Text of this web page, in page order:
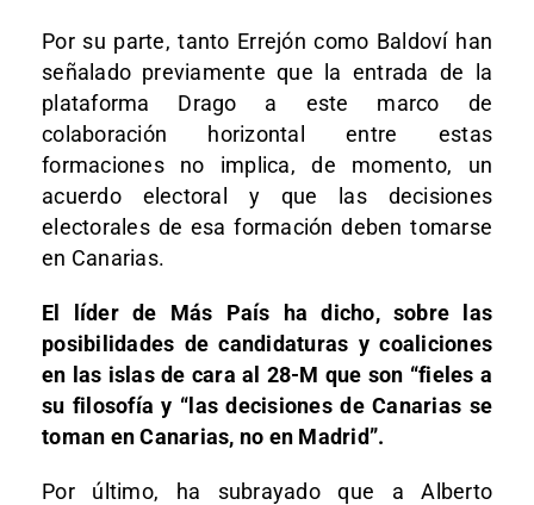
Por su parte, tanto Errejón como Baldoví han
señalado previamente que la entrada de la
plataforma Drago a este marco de
colaboración horizontal entre estas
formaciones no implica, de momento, un
acuerdo electoral y que las decisiones
electorales de esa formación deben tomarse
en Canarias.
El líder de Más País ha dicho, sobre las
posibilidades de candidaturas y coaliciones
en las islas de cara al 28-M que son “fieles a
su filosofía y “las decisiones de Canarias se
toman en Canarias, no en Madrid”.
Por último, ha subrayado que a Alberto